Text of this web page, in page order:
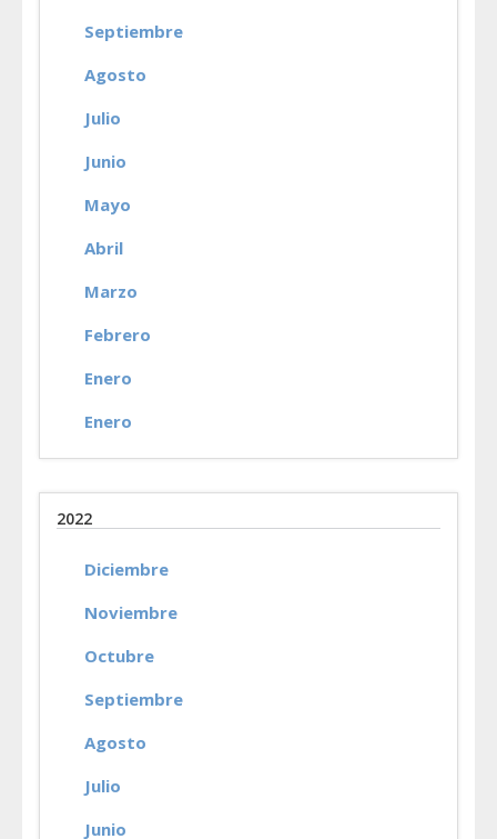
Septiembre
Agosto
Julio
Junio
Mayo
Abril
Marzo
Febrero
Enero
Enero
2022
Diciembre
Noviembre
Octubre
Septiembre
Agosto
Julio
Junio